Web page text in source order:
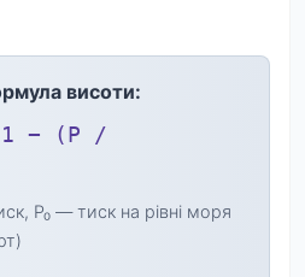
висоти:
− (P /
P₀ — тиск на рівні моря